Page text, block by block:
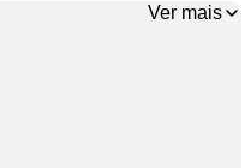
Ver mais